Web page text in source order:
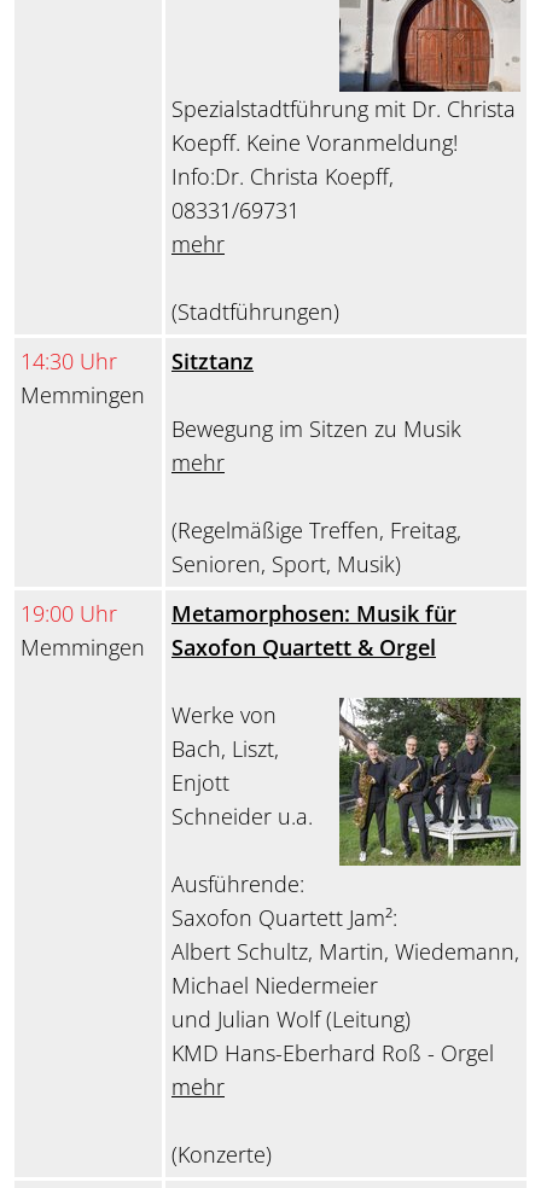
Spezialstadtführung mit Dr. Christa
Koepff. Keine Voranmeldung!
Info:Dr. Christa Koepff,
08331/69731
mehr
(Stadtführungen)
14:30 Uhr
Memmingen
Sitztanz
Bewegung im Sitzen zu Musik
mehr
(Regelmäßige Treffen, Freitag,
Senioren, Sport, Musik)
19:00 Uhr
Memmingen
Metamorphosen: Musik für
Saxofon Quartett & Orgel
Werke von
Bach, Liszt,
Enjott
Schneider u.a.
Ausführende:
Saxofon Quartett Jam²:
Albert Schultz, Martin, Wiedemann,
Michael Niedermeier
und Julian Wolf (Leitung)
KMD Hans-Eberhard Roß - Orgel
mehr
(Konzerte)